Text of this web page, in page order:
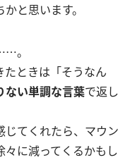
と思います。
。
ときは「そうなん
ない単調な言葉で返し
じてくれたら、マウン
々に減ってくるかもし